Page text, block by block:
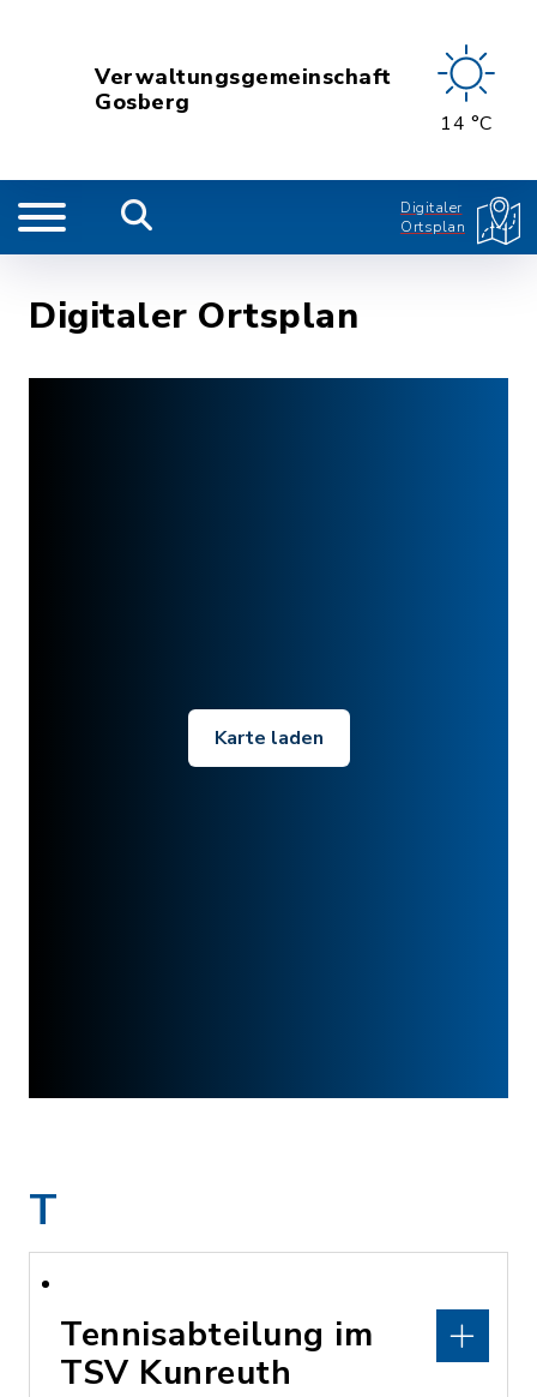
Verwaltungsgemeinschaft
Gosberg
14 °C
Digitaler
Ortsplan
Digitaler Ortsplan
Karte laden
T
Tennisabteilung im
TSV Kunreuth